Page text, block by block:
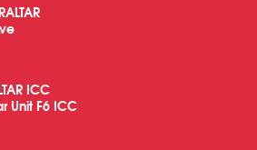
ICC
Unit F6 ICC